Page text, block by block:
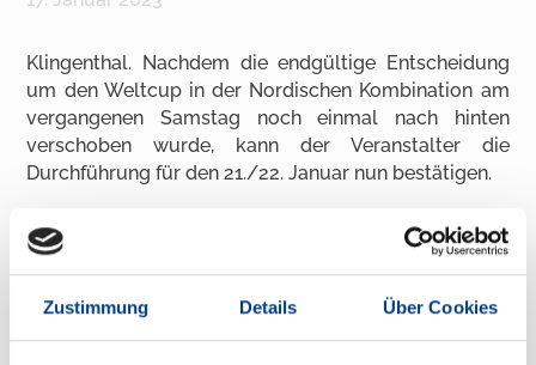
Zustimmung Details Über Cookies
Klingenthal. Nachdem die endgültige Entscheidung
um den Weltcup in der Nordischen Kombination am
vergangenen Samstag noch einmal nach hinten
verschoben wurde, kann der Veranstalter die
Durchführung für den 21./22. Januar nun bestätigen.
zusammen mit dem Deutschen und Internationalen
Skiverband wurde entschieden, alles mögliche für
eine Durchführung zu unternehmen. Der